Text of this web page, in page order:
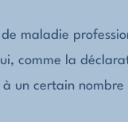
maladie
comme la
un certain nombre